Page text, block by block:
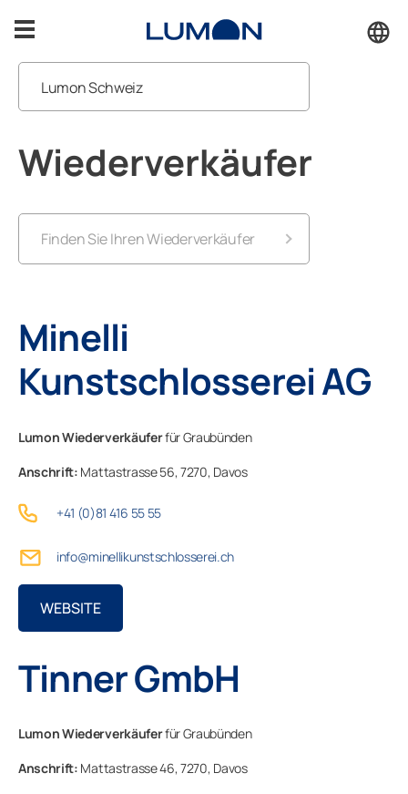
Inhalt
Balkonverglasungen
Sitzplatzverglasungen
Inspiration
Service
Kontakt
KONTAKT
Lumon Schweiz
Wiederverkäufer
Finden Sie Ihren Wiederverkäufer
Appenzell Ausserrhoden
Appenzell Innerrhoden
Basel-Landschaft
Fribourg
Genève
Glarus
Graubünden
Minelli
Kunstschlosserei AG
Lumon Wiederverkäuferfür Graubünden
Anschrift: Mattastrasse 56,7270, Davos
+41 (0)81 416 55 55
info@minellikunstschlosserei.ch
WEBSITE
Tinner GmbH
Lumon Wiederverkäuferfür Graubünden
Anschrift: Mattastrasse 46,7270, Davos